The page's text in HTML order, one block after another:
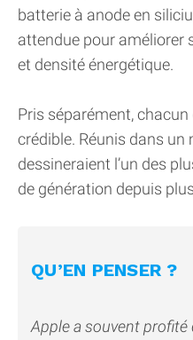
batterie à anode en
attendue pour
et densité énergétique.
Pris séparément,
crédible. Réunis dans un
dessineraient l’un des
de génération depuis
QU’EN PENSER ?
Apple a souvent profité